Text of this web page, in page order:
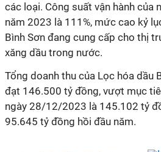
các loại. Công suất vận hành của
năm 2023 là 111%, mức cao kỷ
Bình Sơn đang cung cấp cho thị
xăng dầu trong nước.
Tổng doanh thu của Lọc hóa dầu
đạt 146.500 tỷ đồng, vượt mục
ngày 28/12/2023 là 145.102 tỷ
95.645 tỷ đồng hồi đầu năm.